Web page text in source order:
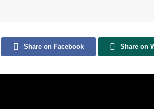
Share on Facebook Share on